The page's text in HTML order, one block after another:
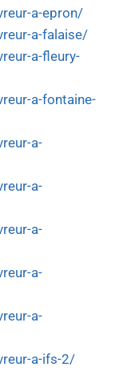
a-epron/
a-falaise/
a-fleury-
a-fontaine-
a-
a-
a-
a-
a-
a-ifs-2/